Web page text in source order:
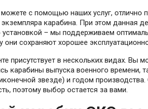
с помощью наших услуг, отлично
карабина. При этом данная
– мы поддерживаем
сохраняют хорошее
присутствует в нескольких видах. Вы
карабины выпуска военного времени,
звезде) и годом
поэтому выбор остается за вами.